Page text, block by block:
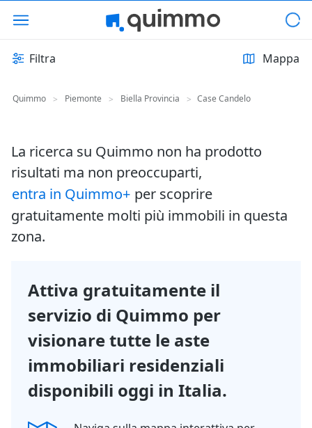
Filtra Mappa
Quimmo > Piemonte > Biella Provincia > Case Candelo
La ricerca su Quimmo non ha prodotto
risultati ma non preoccuparti,
entra in Quimmo+ per scoprire
gratuitamente molti più immobili in questa
zona.
Attiva gratuitamente il
servizio di Quimmo per
visionare tutte le aste
immobiliari residenziali
disponibili oggi in Italia.